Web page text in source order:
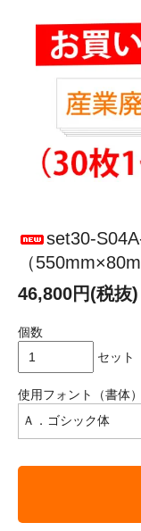
set30-
（
46,800円(税抜)
個数
セット
使用フォント（書体）